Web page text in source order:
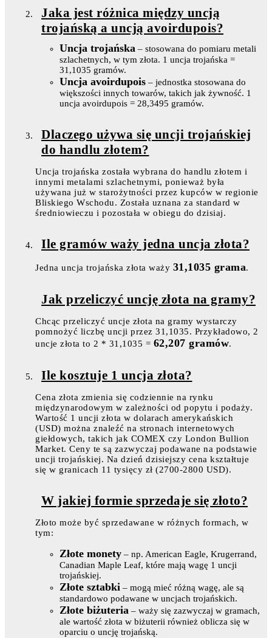
Jaka jest różnica między uncją
trojańską a uncją avoirdupois?
Uncja trojańska – stosowana do pomiaru metali
szlachetnych, w tym złota. 1 uncja trojańska =
31,1035 gramów.
Uncja avoirdupois – jednostka stosowana do
większości innych towarów, takich jak żywność. 1
uncja avoirdupois = 28,3495 gramów.
Dlaczego używa się uncji trojańskiej
do handlu złotem?
Uncja trojańska została wybrana do handlu złotem i
innymi metalami szlachetnymi, ponieważ była
używana już w starożytności przez kupców w regionie
Bliskiego Wschodu. Została uznana za standard w
średniowieczu i pozostała w obiegu do dzisiaj.
Ile gramów waży jedna uncja złota?
Jedna uncja trojańska złota waży 31,1035 grama.
Jak przeliczyć uncję złota na gramy?
Chcąc przeliczyć uncje złota na gramy wystarczy
pomnożyć liczbę uncji przez 31,1035. Przykładowo, 2
uncje złota to 2 * 31,1035 = 62,207 gramów.
Ile kosztuje 1 uncja złota?
Cena złota zmienia się codziennie na rynku
międzynarodowym w zależności od popytu i podaży.
Wartość 1 uncji złota w dolarach amerykańskich
(USD) można znaleźć na stronach internetowych
giełdowych, takich jak COMEX czy London Bullion
Market. Ceny te są zazwyczaj podawane na podstawie
uncji trojańskiej. Na dzień dzisiejszy cena kształtuje
się w granicach 11 tysięcy zł (2700-2800 USD).
W jakiej formie sprzedaje się złoto?
Złoto może być sprzedawane w różnych formach, w
tym:
Złote monety – np. American Eagle, Krugerrand,
Canadian Maple Leaf, które mają wagę 1 uncji
trojańskiej.
Złote sztabki – mogą mieć różną wagę, ale są
standardowo podawane w uncjach trojańskich.
Złote biżuteria – waży się zazwyczaj w gramach,
ale wartość złota w biżuterii również oblicza się w
oparciu o uncję trojańską.